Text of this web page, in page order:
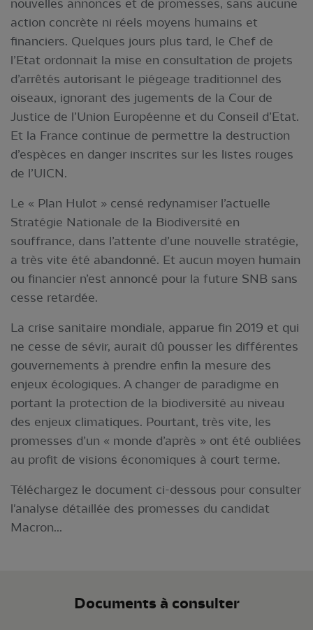
nouvelles annonces et de promesses, sans aucune
action concrète ni réels moyens humains et
financiers. Quelques jours plus tard, le Chef de
l’Etat ordonnait la mise en consultation de projets
d’arrêtés autorisant le piégeage traditionnel des
oiseaux, ignorant des jugements de la Cour de
Justice de l’Union Européenne et du Conseil d’Etat.
Et la France continue de permettre la destruction
d’espèces en danger inscrites sur les listes rouges
de l’UICN.
Le « Plan Hulot » censé redynamiser l’actuelle
Stratégie Nationale de la Biodiversité en
souffrance, dans l’attente d’une nouvelle stratégie,
a très vite été abandonné. Et aucun moyen humain
ou financier n’est annoncé pour la future SNB sans
cesse retardée.
La crise sanitaire mondiale, apparue fin 2019 et qui
ne cesse de sévir, aurait dû pousser les différentes
gouvernements à prendre enfin la mesure des
enjeux écologiques. A changer de paradigme en
portant la protection de la biodiversité au niveau
des enjeux climatiques. Pourtant, très vite, les
promesses d’un « monde d’après » ont été oubliées
au profit de visions économiques à court terme.
Téléchargez le document ci-dessous pour consulter
l'analyse détaillée des promesses du candidat
Macron...
Documents à consulter